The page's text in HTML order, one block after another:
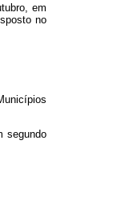
em
no
segundo